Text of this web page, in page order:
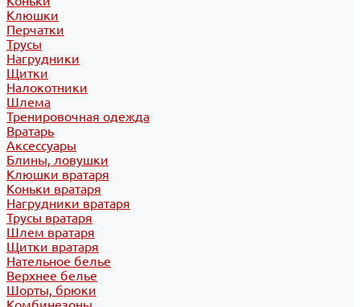
Клюшки
Перчатки
Трусы
Нагрудники
Щитки
Налокотники
Шлема
Тренировочная одежда
Вратарь
Аксессуары
Блины, ловушки
Клюшки вратаря
Коньки вратаря
Нагрудники вратаря
Трусы вратаря
Шлем вратаря
Щитки вратаря
Нательное белье
Верхнее белье
Шорты, брюки